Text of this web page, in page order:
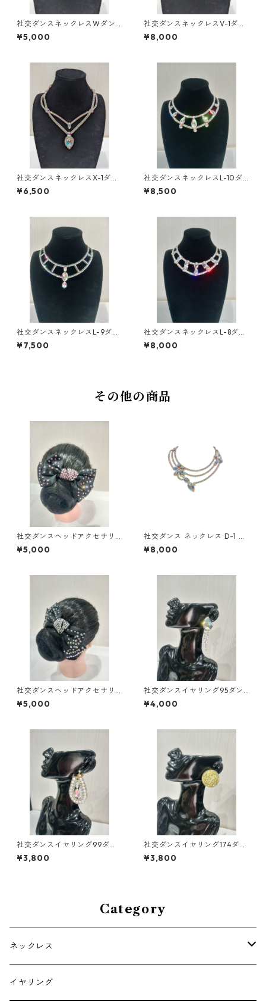
社交ダンスネックレスWダン
スアクセサリーベリーダンス
ブライダルアクセサリー
¥5,000
社交ダンスネックレスV-1ダン
スアクセサリーベリーダンス
ブライダルアクセサリー
¥8,000
社交ダンスネックレスX-1ダン
スアクセサリーベリーダンス
ブライダルアクセサリー
¥6,500
社交ダンスネックレスL-10ダ
ンスアクセサリーベリーダン
スブライダルアクセサリー
¥8,500
社交ダンスネックレスL-9ダン
スアクセサリーベリーダンス
ブライダルアクセサリー
¥7,500
社交ダンスネックレスL-8ダン
スアクセサリーベリーダンス
ブライダルアクセサリー
¥8,000
その他の商品
社交ダンスヘッドアクセサリ
ーHA-75ピンクダンスアクセ
サリーベリーダンスブライダ
¥5,000
社交ダンス ネックレス D-1 ダ
ンスアクセサリー ベリーダン
ス ブライダル アクセサリー
¥8,000
社交ダンスヘッドアクセサリ
ーHA-75オーロラダンスアク
セサリーベリーダンスブライ
¥5,000
社交ダンスイヤリング95ダン
スアクセサリーベリーダンス
ブライダルアクセサリー
¥4,000
社交ダンスイヤリング99ダン
スアクセサリーベリーダンス
ブライダルアクセサリー
¥3,800
社交ダンスイヤリング174ダン
スアクセサリーベリーダンス
ブライダルアクセサリー
¥3,800
Category
ネックレス
チョーカー
イヤリング